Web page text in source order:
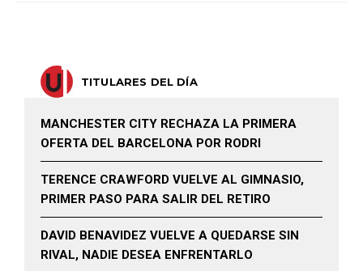
TITULARES DEL DÍA
MANCHESTER CITY RECHAZA LA PRIMERA
OFERTA DEL BARCELONA POR RODRI
TERENCE CRAWFORD VUELVE AL GIMNASIO,
PRIMER PASO PARA SALIR DEL RETIRO
DAVID BENAVIDEZ VUELVE A QUEDARSE SIN
RIVAL, NADIE DESEA ENFRENTARLO